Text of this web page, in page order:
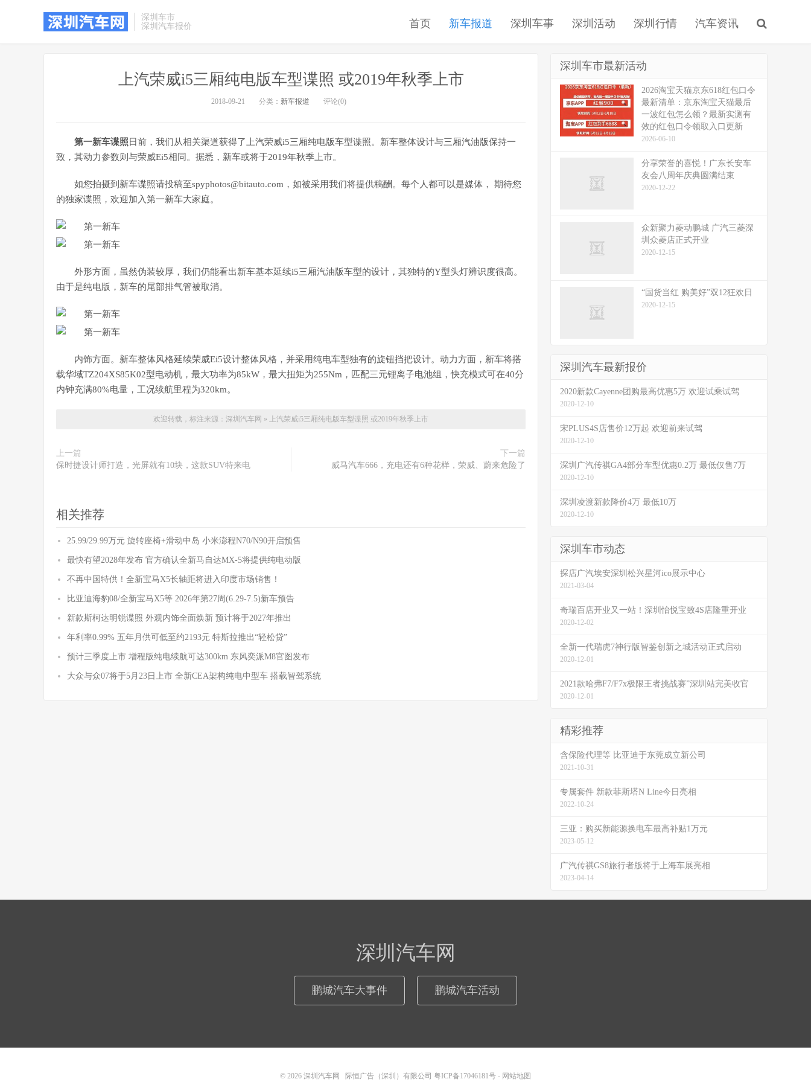
深圳车市
深圳汽车报价
首页 新车报道 深圳车事 深圳活动 深圳行情 汽车资讯
上汽荣威i5三厢纯电版车型谍照 或2019年秋季上市
2018-09-21 分类： 新车报道 评论(0)
第一新车谍照 日前，我们从相关渠道获得了上汽荣威i5三厢纯电版车型谍照。新车整体设计与三厢汽油版保持一
致，其动力参数则与荣威Ei5相同。据悉，新车或将于2019年秋季上市。
如您拍摄到新车谍照请投稿至spyphotos@bitauto.com，如被采用我们将提供稿酬。每个人都可以是媒体， 期待您
的独家谍照，欢迎加入第一新车大家庭。
外形方面，虽然伪装较厚，我们仍能看出新车基本延续i5三厢汽油版车型的设计，其独特的Y型头灯辨识度很高。
由于是纯电版，新车的尾部排气管被取消。
内饰方面。新车整体风格延续荣威Ei5设计整体风格，并采用纯电车型独有的旋钮挡把设计。动力方面，新车将搭
载华域TZ204XS85K02型电动机，最大功率为85kW，最大扭矩为255Nm，匹配三元锂离子电池组，快充模式可在40分
内钟充满80%电量，工况续航里程为320km。
欢迎转载，标注来源： 深圳汽车网 » 上汽荣威i5三厢纯电版车型谍照 或2019年秋季上市
上一篇
保时捷设计师打造，光屏就有10块，这款SUV特来电
下一篇
威马汽车666，充电还有6种花样，荣威、蔚来危险了
相关推荐
25.99/29.99万元 旋转座椅+滑动中岛 小米澎程N70/N90开启预售
最快有望2028年发布 官方确认全新马自达MX-5将提供纯电动版
不再中国特供！全新宝马X5长轴距将进入印度市场销售！
比亚迪海豹08/全新宝马X5等 2026年第27周(6.29-7.5)新车预告
新款斯柯达明锐谍照 外观内饰全面焕新 预计将于2027年推出
年利率0.99% 五年月供可低至约2193元 特斯拉推出“轻松贷”
预计三季度上市 增程版纯电续航可达300km 东风奕派M8官图发布
大众与众07将于5月23日上市 全新CEA架构纯电中型车 搭载智驾系统
深圳车市最新活动
2026淘宝天猫京东618红包口令
最新清单：京东淘宝天猫最后
一波红包怎么领？最新实测有
效的红包口令领取入口更新
2026-06-10
分享荣誉的喜悦！广东长安车
友会八周年庆典圆满结束
2020-12-22
众新聚力菱动鹏城 广汽三菱深
圳众菱店正式开业
2020-12-15
“国货当红 购美好”双12狂欢日
2020-12-15
深圳汽车最新报价
2020新款Cayenne团购最高优惠5万 欢迎试乘试驾
2020-12-10
宋PLUS4S店售价12万起 欢迎前来试驾
2020-12-10
深圳广汽传祺GA4部分车型优惠0.2万 最低仅售7万
2020-12-10
深圳凌渡新款降价4万 最低10万
2020-12-10
深圳车市动态
探店广汽埃安深圳松兴星河ico展示中心
2021-03-04
奇瑞百店开业又一站！深圳怡悦宝致4S店隆重开业
2020-12-02
全新一代瑞虎7神行版智鉴创新之城活动正式启动
2020-12-01
2021款哈弗F7/F7x极限王者挑战赛”深圳站完美收官
2020-12-01
精彩推荐
含保险代理等 比亚迪于东莞成立新公司
2021-10-31
专属套件 新款菲斯塔N Line今日亮相
2022-10-24
三亚：购买新能源换电车最高补贴1万元
2023-05-12
广汽传祺GS8旅行者版将于上海车展亮相
2023-04-14
深圳汽车网
鹏城汽车大事件 鹏城汽车活动
© 2026 深圳汽车网 际恒广告（深圳）有限公司 粤ICP备17046181号 - 网站地图